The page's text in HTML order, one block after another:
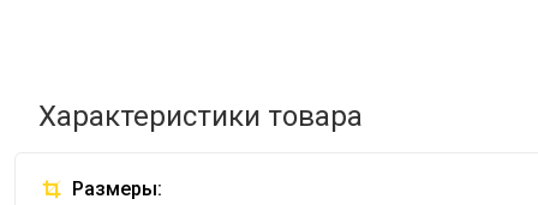
Характеристики товара
Размеры: